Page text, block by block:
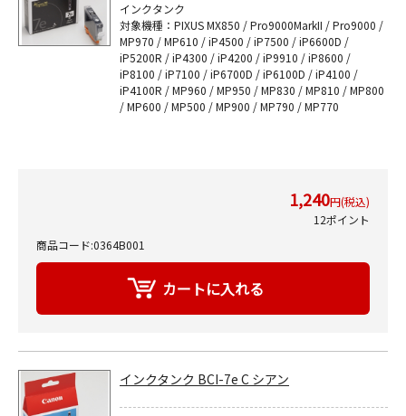
インクタンク
対象機種：PIXUS MX850 / Pro9000MarkII / Pro9000 /
MP970 / MP610 / iP4500 / iP7500 / iP6600D /
iP5200R / iP4300 / iP4200 / iP9910 / iP8600 /
iP8100 / iP7100 / iP6700D / iP6100D / iP4100 /
iP4100R / MP960 / MP950 / MP830 / MP810 / MP800
/ MP600 / MP500 / MP900 / MP790 / MP770
1,240円(税込)
12ポイント
商品コード:0364B001
インクタンク BCI-7e C シアン